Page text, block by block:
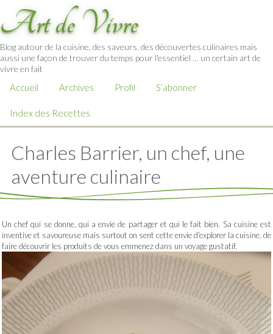
Art de Vivre
Blog autour de la cuisine, des saveurs, des découvertes culinaires mais
aussi une façon de trouver du temps pour l'essentiel … un certain art de
vivre en fait
Accueil Archives Profil S’abonner
Index des Recettes
Charles Barrier, un chef, une
aventure culinaire
Un chef qui se donne, qui a envie de partager et qui le fait bien. Sa cuisine est
inventive et savoureuse mais surtout on sent cette envie d’explorer la cuisine, de
faire découvrir les produits de vous emmenez dans un voyage gustatif.